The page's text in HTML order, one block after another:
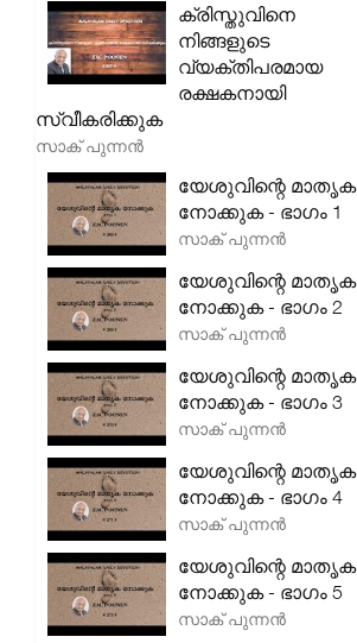
ക്രിസ്തുവിനെ
നിങ്ങളുടെ
വ്യക്തിപരമായ
രക്ഷകനായി
സ്വീകരിക്കുക
സാക് പുന്നൻ
യേശുവിന്റെ മാതൃക
നോക്കുക - ഭാഗം 1
സാക് പുന്നൻ
യേശുവിന്റെ മാതൃക
നോക്കുക - ഭാഗം 2
സാക് പുന്നൻ
യേശുവിന്റെ മാതൃക
നോക്കുക - ഭാഗം 3
സാക് പുന്നൻ
യേശുവിന്റെ മാതൃക
നോക്കുക - ഭാഗം 4
സാക് പുന്നൻ
യേശുവിന്റെ മാതൃക
നോക്കുക - ഭാഗം 5
സാക് പുന്നൻ